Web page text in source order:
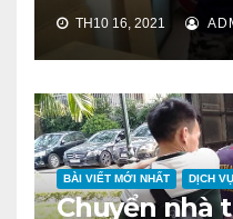
TH10 16, 2021
BÀI VIẾT MỚI NHẤT DỊCH
Chuyển nhà